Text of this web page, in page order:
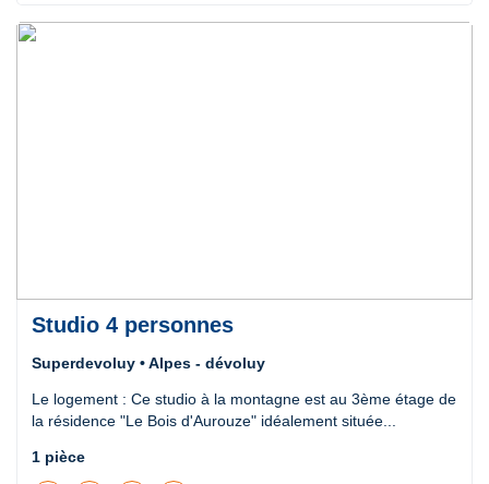
Studio 4 personnes
Superdevoluy • Alpes - dévoluy
Le logement : Ce studio à la montagne est au 3ème étage de
la résidence "Le Bois d'Aurouze" idéalement située...
1 pièce